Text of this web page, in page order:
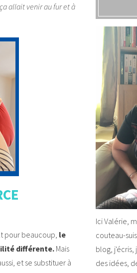
allait venir au fur et à
pour beaucoup, le
différente. Mais
et se substituer à
Ici Valérie,
couteau-
blog, j'écris,
des idées,